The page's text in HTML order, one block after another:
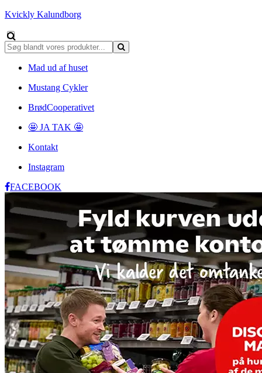
Kvickly Kalundborg
Mad ud af huset
Mustang Cykler
BrødCooperativet
🤩 JA TAK 🤩
Kontakt
Instagram
FACEBOOK